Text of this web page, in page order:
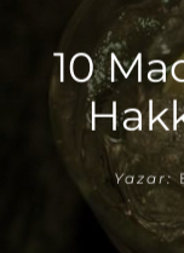
10
Yazar: